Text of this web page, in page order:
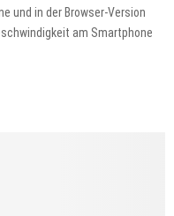
und in der Browser-Version
am Smartphone